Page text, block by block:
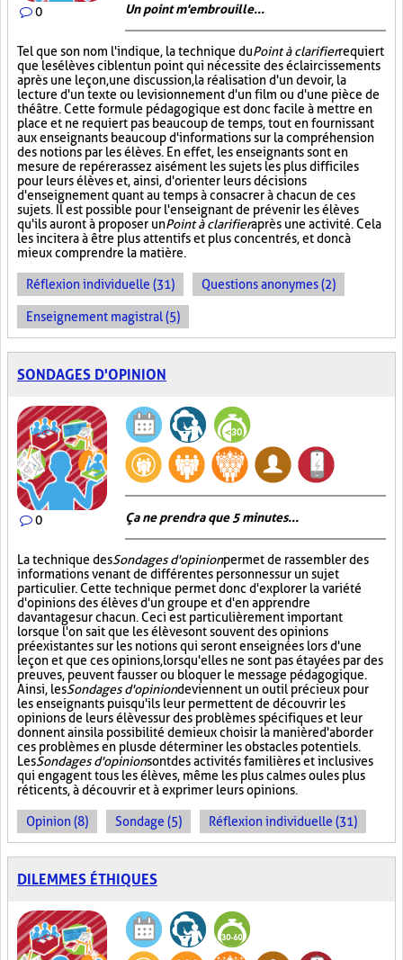
0 Un point m'embrouille...
Tel que son nom l'indique, la technique duPoint à clarifierrequiert
que les élèves ciblent un point qui nécessite des éclaircissements
après une leçon, une discussion, la réalisation d'un devoir, la
lecture d'un texte ou le visionnement d'un film ou d'une pièce de
théâtre. Cette formule pédagogique est donc facile à mettre en
place et ne requiert pas beaucoup de temps, tout en fournissant
aux enseignants beaucoup d'informations sur la compréhension
des notions par les élèves. En effet, les enseignants sont en
mesure de repérer assez aisément les sujets les plus difficiles
pour leurs élèves et, ainsi, d'orienter leurs décisions
d'enseignement quant au temps à consacrer à chacun de ces
sujets. Il est possible pour l'enseignant de prévenir les élèves
qu'ils auront à proposer unPoint à clarifieraprès une activité. Cela
les incitera à être plus attentifs et plus concentrés, et donc à
mieux comprendre la matière.
Réflexion individuelle (31) Questions anonymes (2)
Enseignement magistral (5)
SONDAGES D'OPINION
0 Ça ne prendra que 5 minutes...
La technique desSondages d'opinionpermet de rassembler des
informations venant de différentes personnes sur un sujet
particulier. Cette technique permet donc d'explorer la variété
d'opinions des élèves d'un groupe et d'en apprendre
davantage sur chacun. Ceci est particulièrement important
lorsque l'on sait que les élèves ont souvent des opinions
préexistantes sur les notions qui seront enseignées lors d'une
leçon et que ces opinions, lorsqu'elles ne sont pas étayées par des
preuves, peuvent fausser ou bloquer le message pédagogique.
Ainsi, lesSondages d'opiniondeviennent un outil précieux pour
les enseignants puisqu'ils leur permettent de découvrir les
opinions de leurs élèves sur des problèmes spécifiques et leur
donnent ainsi la possibilité de mieux choisir la manière d'aborder
ces problèmes en plus de déterminer les obstacles potentiels.
LesSondages d'opinionsont des activités familières et inclusives
qui engagent tous les élèves, même les plus calmes ou les plus
réticents, à découvrir et à exprimer leurs opinions.
Opinion (8) Sondage (5) Réflexion individuelle (31)
DILEMMES ÉTHIQUES